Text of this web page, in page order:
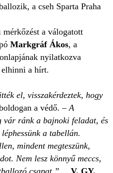
a cseh Sparta Praha
a válogatott
Markgráf Ákos, a
nyilatkozva
elhinni a hírt.
el, visszakérdeztek, hogy
a védő. –A
vár ránk a bajnoki feladat, és
a tabellán.
mindent megteszünk,
Nem lesz könnyű meccs,